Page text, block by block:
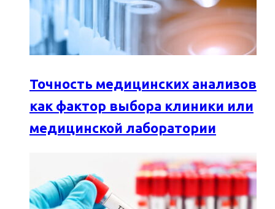
Точность медицинских анализов
как фактор выбора клиники или
медицинской лаборатории